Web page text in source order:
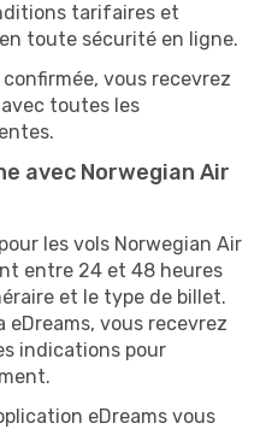
tarifaires et
toute sécurité en ligne.
vous recevrez
toutes les
avec Norwegian Air
les vols Norwegian Air
entre 24 et 48 heures
et le type de billet.
vous recevrez
indications pour
eDreams vous